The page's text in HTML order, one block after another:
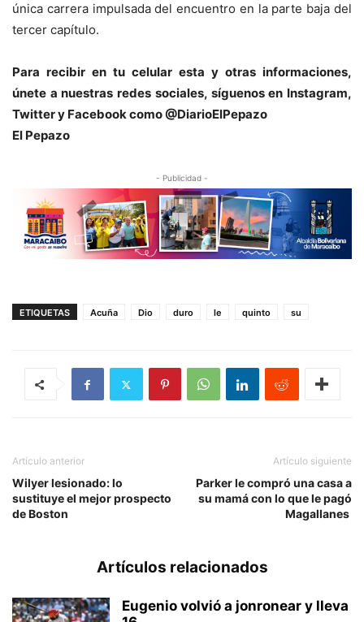
única carrera impulsada del encuentro en la parte baja del
tercer capítulo.
Para recibir en tu celular esta y otras informaciones,
únete a nuestras redes sociales, síguenos en Instagram,
Twitter y Facebook como @DiarioElPepazo
El Pepazo
- Publicidad -
ETIQUETAS Acuña Dio duro le quinto su
Artículo anterior
Wilyer lesionado: lo
sustituye el mejor prospecto
de Boston
Artículo siguiente
Parker le compró una casa a
su mamá con lo que le pagó
Magallanes
Artículos relacionados
Eugenio volvió a jonronear y lleva